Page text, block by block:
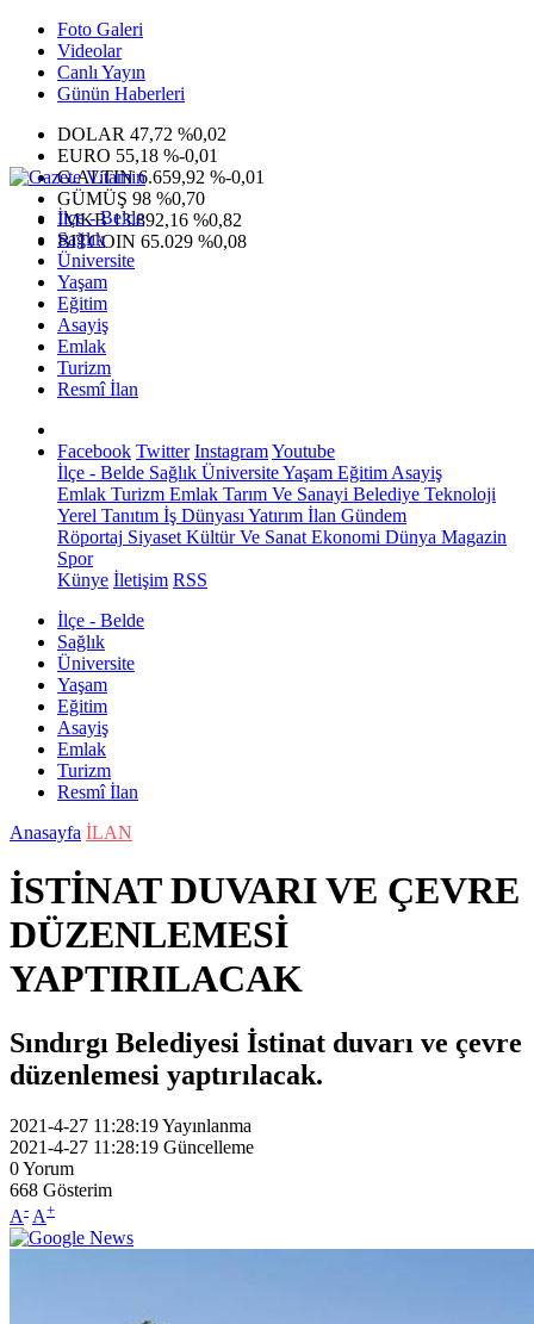
Foto Galeri
Videolar
Canlı Yayın
Günün Haberleri
DOLAR 47,72 %0,02
EURO 55,18 %-0,01
G.ALTIN6.659,92 %-0,01
GÜMÜŞ 98 %0,70
IMKB13.892,16 %0,82
BITCOIN 65.029 %0,08
İlçe - Belde
Sağlık
Üniversite
Yaşam
Eğitim
Asayiş
Emlak
Turizm
Resmî İlan
Facebook Twitter InstagramYoutube
İlçe - Belde Sağlık ÜniversiteYaşam Eğitim Asayiş
Emlak Turizm Emlak Tarım Ve Sanayi Belediye Teknoloji
Yerel Tanıtım İş Dünyası Yatırım İlan Gündem
Röportaj Siyaset Kültür Ve Sanat Ekonomi Dünya Magazin
Spor
Künye İletişim RSS
İlçe - Belde
Sağlık
Üniversite
Yaşam
Eğitim
Asayiş
Emlak
Turizm
Resmî İlan
Anasayfa İLAN
İSTİNAT DUVARI VE ÇEVRE
DÜZENLEMESİ
YAPTIRILACAK
Sındırgı Belediyesi İstinat duvarı ve çevre
düzenlemesi yaptırılacak.
2021-4-27 11:28:19Yayınlanma
2021-4-27 11:28:19 Güncelleme
0Yorum
668 Gösterim
A- A+